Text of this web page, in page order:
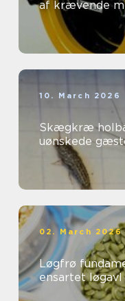
af krævende
10. March 2026
Skægkræ holbæk sådan stopper
uønskede
02. March 2026
Løgfrø fundamentet for en sund og
ensartet løgavl